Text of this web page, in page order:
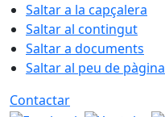
Saltar a la capçalera
Saltar al contingut
Saltar a documents
Saltar al peu de pàgina
Contactar